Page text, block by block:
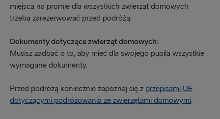
miejsca na promie dla wszystkich zwierząt domowych
trzeba zarezerwować przed podróżą.
Dokumenty dotyczące zwierząt domowych:
Musisz zadbać o to, aby mieć dla swojego pupila wszystkie
wymagane dokumenty.
Przed podróżą koniecznie zapoznaj się z przepisami UE
dotyczącymi podróżowania ze zwierzętami domowymi.